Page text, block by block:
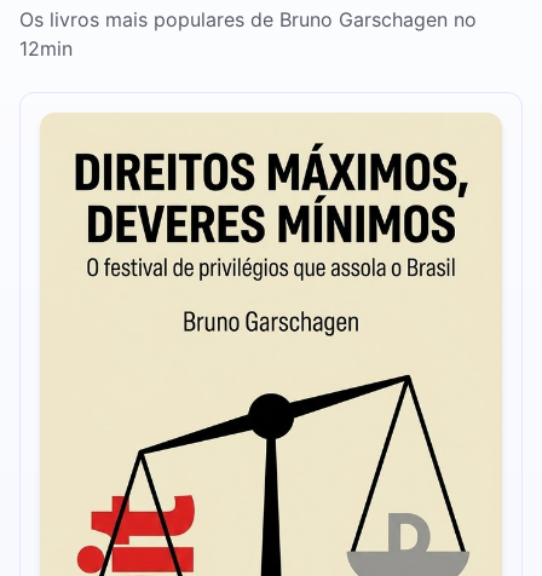
Os livros mais populares de Bruno Garschagen no
12min